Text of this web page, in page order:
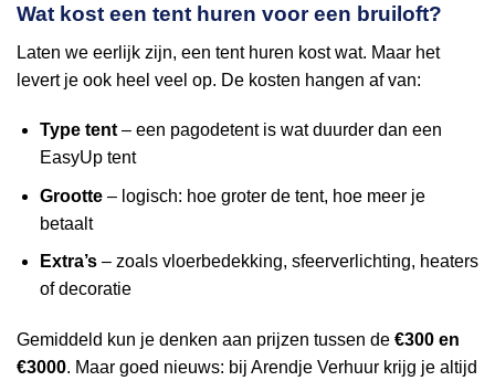
Wat kost een tent huren voor een bruiloft?
Laten we eerlijk zijn, een tent huren kost wat. Maar het
levert je ook heel veel op. De kosten hangen af van:
Type tent– een pagodetent is wat duurder dan een
EasyUp tent
Grootte– logisch: hoe groter de tent, hoe meer je
betaalt
Extra’s– zoals vloerbedekking, sfeerverlichting, heaters
of decoratie
Gemiddeld kun je denken aan prijzen tussen de €300 en
€3000. Maar goed nieuws: bij Arendje Verhuur krijg je altijd